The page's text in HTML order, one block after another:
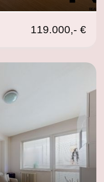
119.000,- €